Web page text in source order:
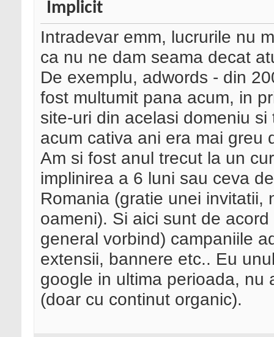
Intradevar emm, lucrurile nu
ca nu ne dam seama decat
De exemplu, adwords - din
fost multumit pana acum, in
site-uri din acelasi domeniu
acum cativa ani era mai greu
Am si fost anul trecut la un
implinirea a 6 luni sau ceva
Romania (gratie unei invitatii,
oameni). Si aici sunt de
general vorbind) campaniile
extensii, bannere etc.. Eu
google in ultima perioada, nu
(doar cu continut organic).